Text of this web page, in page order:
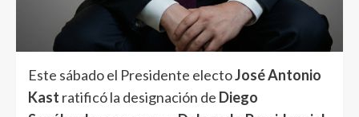
Este sábado el Presidente electoJosé Antonio
Kast ratificó la designación de Diego